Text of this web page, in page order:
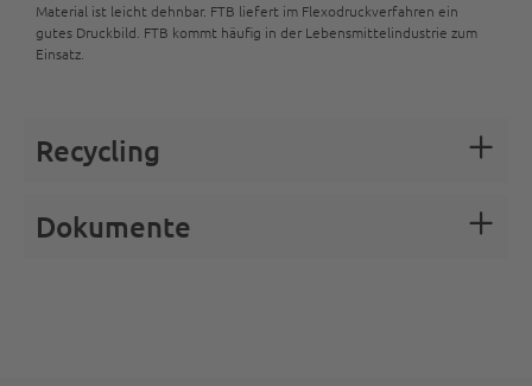
Material ist leicht dehnbar. FTB liefert im Flexodruckverfahren ein
gutes Druckbild. FTB kommt häufig in der Lebensmittelindustrie zum
Einsatz.
Recycling
Dokumente